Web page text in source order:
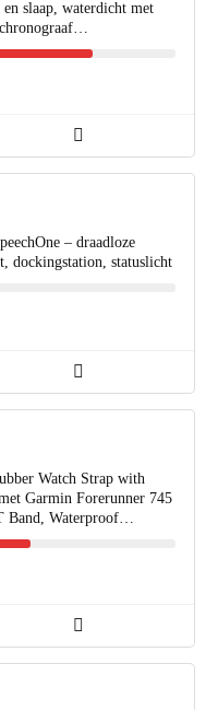
slaap, waterdicht met
– draadloze
dockingstation, statuslicht
Watch Strap with
Garmin Forerunner 745
Band, Waterproof…